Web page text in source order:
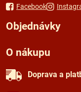
Facebook
Objednávky
O nákupu
Doprava a